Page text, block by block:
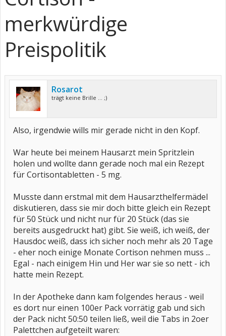
merkwürdige
Preispolitik
Rosarot
trägt keine Brille ... ;)
Also, irgendwie wills mir gerade nicht in den Kopf.
War heute bei meinem Hausarzt mein Spritzlein
holen und wollte dann gerade noch mal ein Rezept
für Cortisontabletten - 5 mg.
Musste dann erstmal mit dem Hausarzthelfermädel
diskutieren, dass sie mir doch bitte gleich ein Rezept
für 50 Stück und nicht nur für 20 Stück (das sie
bereits ausgedruckt hat) gibt. Sie weiß, ich weiß, der
Hausdoc weiß, dass ich sicher noch mehr als 20 Tage
- eher noch einige Monate Cortison nehmen muss ...
Egal - nach einigem Hin und Her war sie so nett - ich
hatte mein Rezept.
In der Apotheke dann kam folgendes heraus - weil
es dort nur einen 100er Pack vorrätig gab und sich
der Pack nicht 50:50 teilen ließ, weil die Tabs in 2oer
Palettchen aufgeteilt waren: